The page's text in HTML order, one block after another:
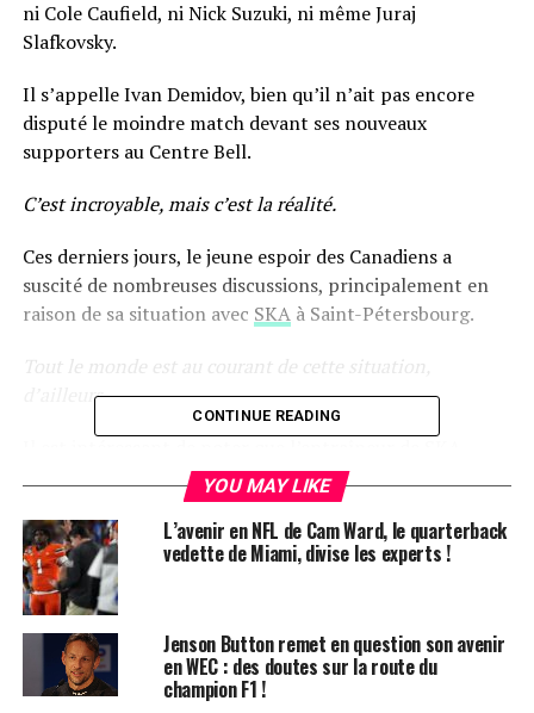
ni Cole Caufield, ni Nick Suzuki, ni même Juraj
Slafkovsky.
Il s’appelle Ivan Demidov, bien qu’il n’ait pas encore
disputé le moindre match devant ses nouveaux
supporters au Centre Bell.
C’est incroyable, mais c’est la réalité.
Ces derniers jours, le jeune espoir des Canadiens a
suscité de nombreuses discussions, principalement en
raison de sa situation avec SKAà Saint-Pétersbourg.
Tout le monde est au courant de cette situation,
d’ailleurs.
Roman Rotenberg, a eu une réunion approfondie par
Kent Hugheset Jeff Gorton (entre autres)
pour discuter dudéveloppement du joueur.
Selon Rotenberg, les deux parties n’ont même pas
évoqué la possibilité d’un départ de Russie avant la fin
de son contrat, car SKA a déjà un plan pour le jeune
talent :
CONTINUE READING
YOU MAY LIKE
L’avenir en NFL de Cam Ward, le quarterback
vedette de Miami, divise les experts !
Jenson Button remet en question son avenir
en WEC : des doutes sur la route du
champion F1 !